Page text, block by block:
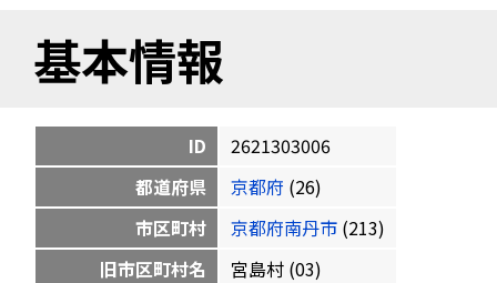
基本情報
ID
2621303006
都道府県
京都府 (26)
市区町村
京都府南丹市 (213)
旧市区町村名
宮島村 (03)